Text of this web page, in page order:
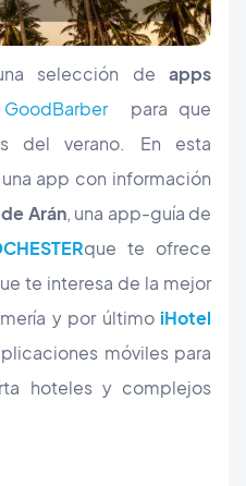
selección de apps
para que
del verano. En esta
app con información
Arán, una app-guía de
que te ofrece
te interesa de la mejor
y por último iHotel
móviles para
hoteles y complejos